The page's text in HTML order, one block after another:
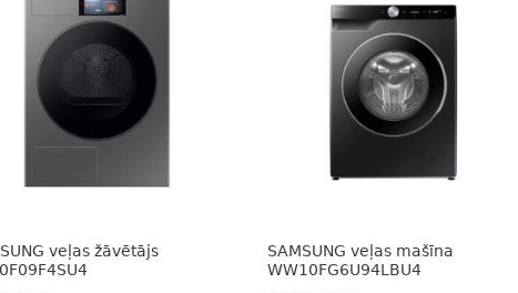
veļas žāvētājs
SAMSUNG veļas mašīna
WW10FG6U94LBU4